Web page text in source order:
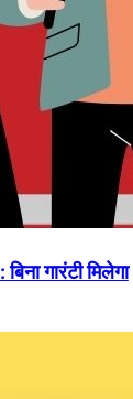
गारंटी मिलेगा